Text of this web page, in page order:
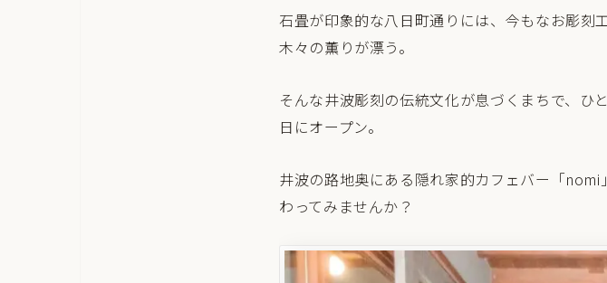
石畳が印象的な八日町通りには、今もなお彫刻
木々の薫りが漂う。
そんな井波彫刻の伝統文化が息づくまちで、
日にオープン。
井波の路地奥にある隠れ家的カフェバー「
わってみませんか？